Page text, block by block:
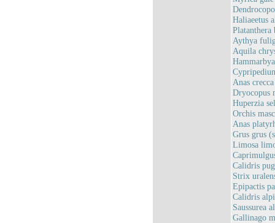
Haliaeetus
Aythya
Aquila
Anas
Dryocopus
Huperzia
Orchis
Anas
Grus grus
Limosa
Calidris
Strix
Epipactis
Calidris
Saussurea
Gallinago